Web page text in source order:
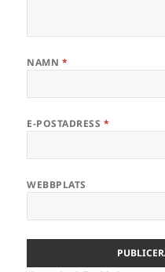
NAMN *
E-POSTADRESS *
WEBBPLATS